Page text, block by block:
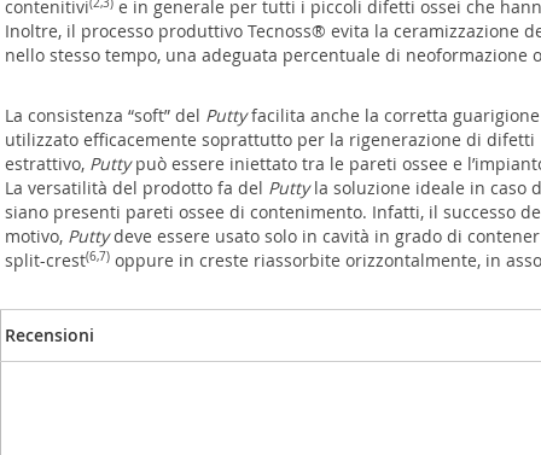
contenitivi
e in generale per tutti i piccoli difetti ossei che
Inoltre, il processo produttivo Tecnoss® evita la ceramizzazione
nello stesso tempo, una adeguata percentuale di neoformazione
La consistenza “soft” del Puttyfacilita anche la corretta
utilizzato efficacemente soprattutto per la rigenerazione di
estrattivo, Puttypuò essere iniettato tra le pareti ossee e
La versatilità del prodotto fa del Puttyla soluzione ideale in caso
siano presenti pareti ossee di contenimento. Infatti, il successo
motivo, Puttydeve essere usato solo in cavità in grado di
split-crest(6,7) oppure in creste riassorbite orizzontalmente, in
Recensioni